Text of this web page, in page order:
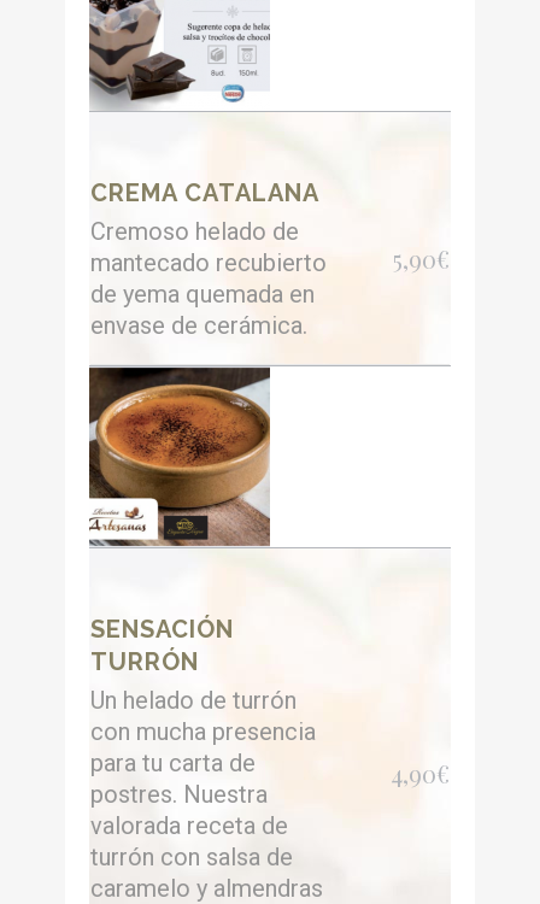
CREMA CATALANA
Cremoso helado de
mantecado recubierto
de yema quemada en
envase de cerámica.
5,90€
SENSACIÓN
TURRÓN
Un helado de turrón
con mucha presencia
para tu carta de
postres. Nuestra
valorada receta de
turrón con salsa de
caramelo y almendras
4,90€